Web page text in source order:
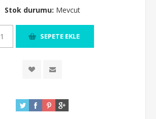
Stok durumu: Mevcut